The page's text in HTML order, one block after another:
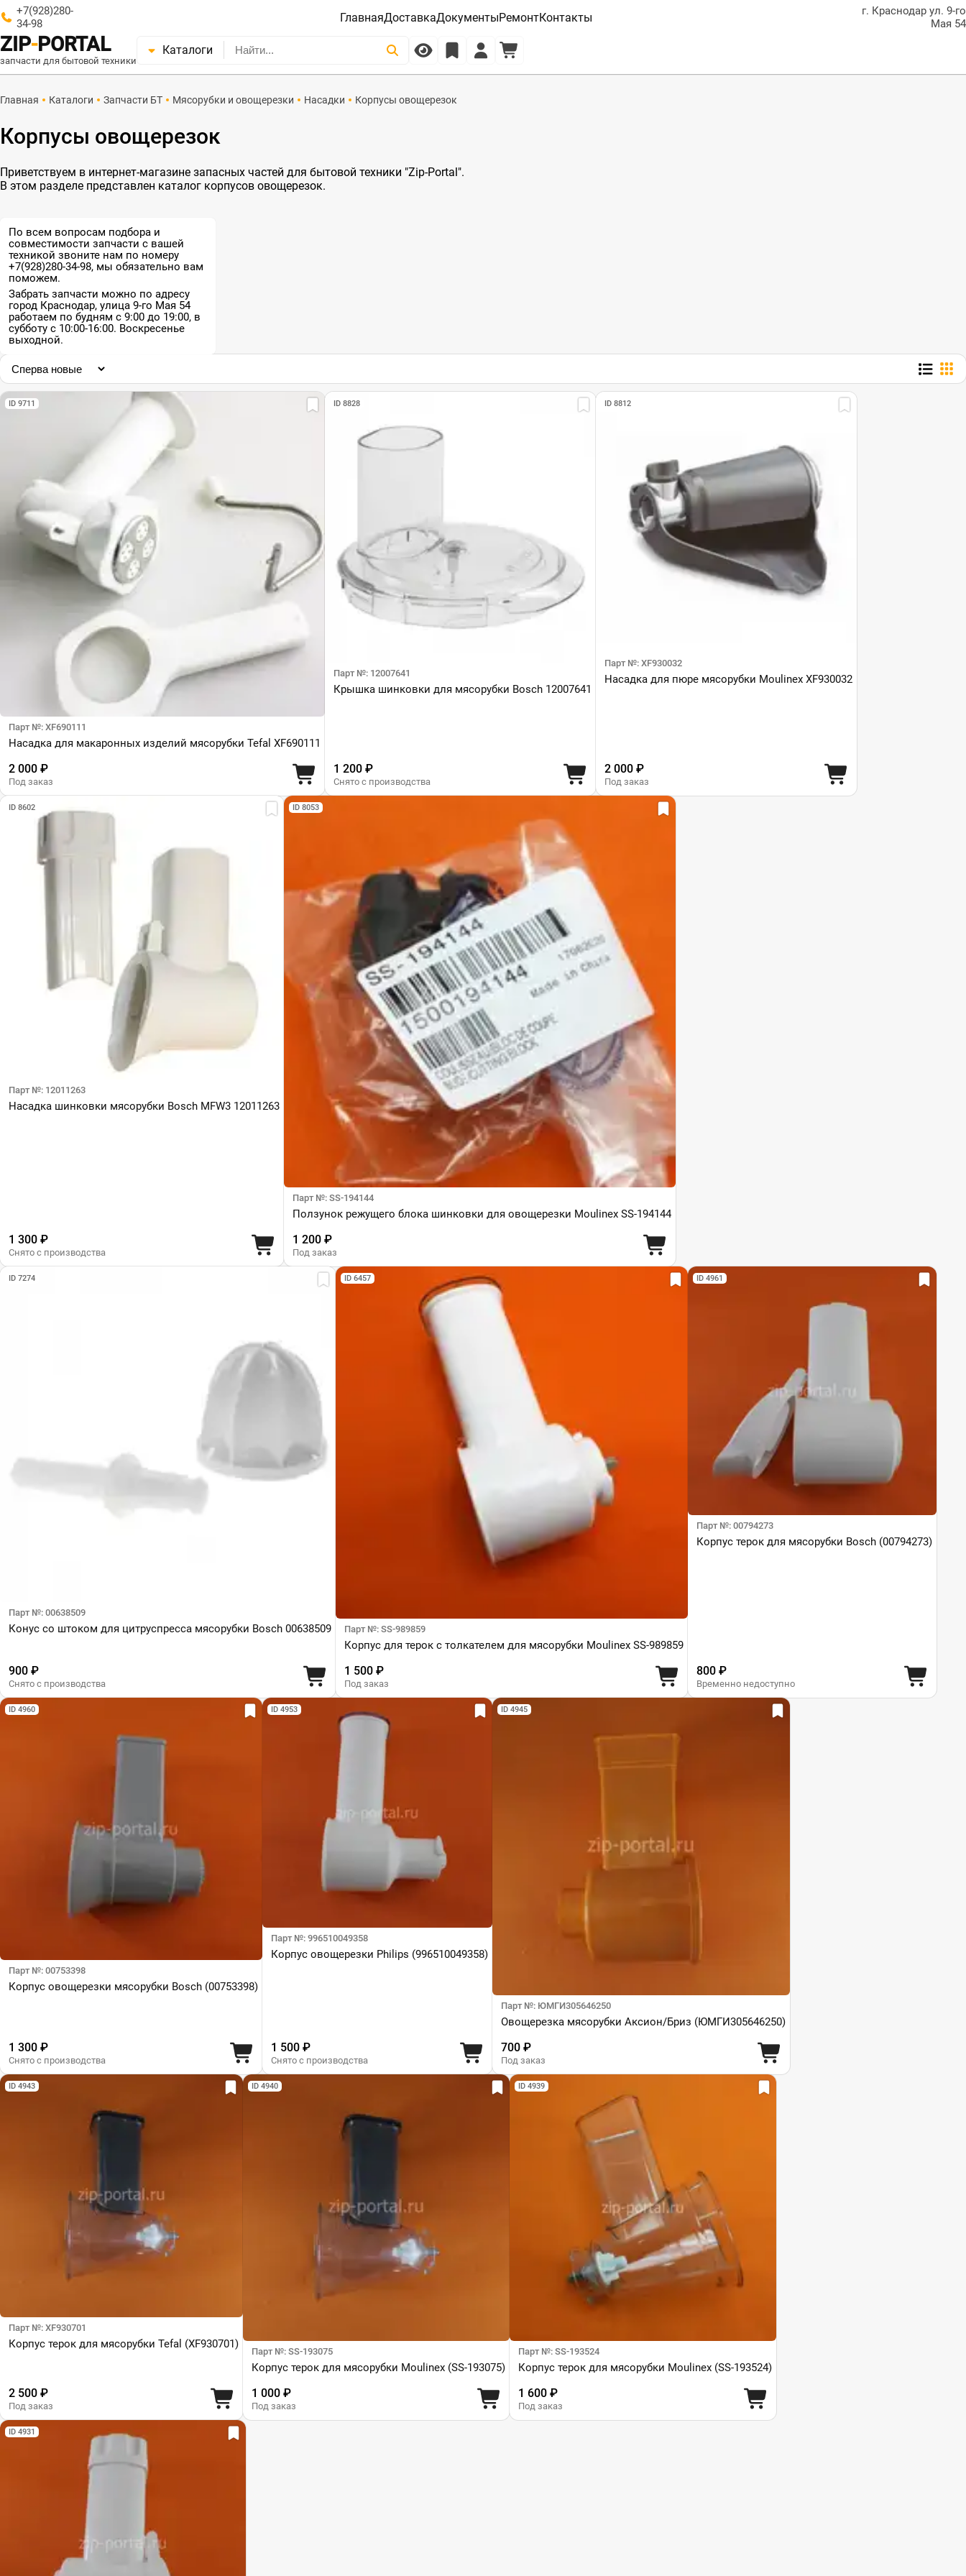
+7(928)280-
34-98
ГлавнаяДоставкаДокументыРемонтКонтакты
г. Краснодар ул. 9-го
Мая 54
ZIP-PORTAL
запчасти для бытовой техники
Каталоги
Главная Каталоги Запчасти БТ Мясорубки и овощерезки Насадки Корпусы овощерезок
Корпусы овощерезок
Приветствуем в интернет-магазине запасных частей для бытовой техники "Zip-Portal".
В этом разделе представлен каталог корпусов овощерезок.
По всем вопросам подбора и
совместимости запчасти с вашей
техникой звоните нам по номеру
+7(928)280-34-98, мы обязательно вам
поможем.
Забрать запчасти можно по адресу
город Краснодар, улица 9-го Мая 54
работаем по будням с 9:00 до 19:00, в
субботу с 10:00-16:00. Воскресенье
выходной.
ID 9711
Парт №: XF690111
Насадка для макаронных изделий мясорубки Tefal XF690111
2 000 ₽
Под заказ
ID 8828
Парт №: 12007641
Крышка шинковки для мясорубки Bosch 12007641
1 200 ₽
Снято с производства
ID 8812
Парт №: XF930032
Насадка для пюре мясорубки Moulinex XF930032
2 000 ₽
Под заказ
ID 8602
Парт №: 12011263
Насадка шинковки мясорубки Bosch MFW3 12011263
1 300 ₽
Снято с производства
ID 8053
Парт №: SS-194144
Ползунок режущего блока шинковки для овощерезки Moulinex SS-194144
1 200 ₽
Под заказ
ID 7274
Парт №: 00638509
Конус со штоком для цитруспресса мясорубки Bosch 00638509
900 ₽
Снято с производства
ID 6457
Парт №: SS-989859
Корпус для терок с толкателем для мясорубки Moulinex SS-989859
1 500 ₽
Под заказ
ID 4961
Парт №: 00794273
Корпус терок для мясорубки Bosch (00794273)
800 ₽
Временно недоступно
ID 4960
Парт №: 00753398
Корпус овощерезки мясорубки Bosch (00753398)
1 300 ₽
Снято с производства
ID 4953
Парт №: 996510049358
Корпус овощерезки Philips (996510049358)
1 500 ₽
Снято с производства
ID 4945
Парт №: ЮМГИ305646250
Овощерезка мясорубки Аксион/Бриз (ЮМГИ305646250)
700 ₽
Под заказ
ID 4943
Парт №: XF930701
Корпус терок для мясорубки Tefal (XF930701)
2 500 ₽
Под заказ
ID 4940
Парт №: SS-193075
Корпус терок для мясорубки Moulinex (SS-193075)
1 000 ₽
Под заказ
ID 4939
Парт №: SS-193524
Корпус терок для мясорубки Moulinex (SS-193524)
1 600 ₽
Под заказ
ID 4931